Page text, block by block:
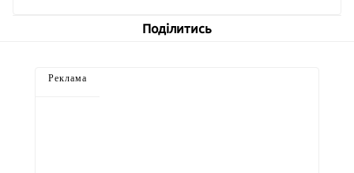
Поділитись
Реклама